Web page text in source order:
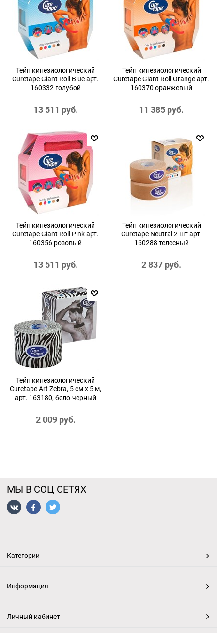
Тейп кинезиологический
Curetape Giant Roll Blue арт.
160332 голубой
13 511 руб.
Тейп кинезиологический
Curetape Giant Roll Orange арт.
160370 оранжевый
11 385 руб.
Тейп кинезиологический
Curetape Giant Roll Pink арт.
160356 розовый
13 511 руб.
Тейп кинезиологический
Curetape Neutral 2 шт арт.
160288 телесный
2 837 руб.
Тейп кинезиологический
Curetape Art Zebra, 5 см x 5 м,
арт. 163180, бело-черный
2 009 руб.
МЫ В СОЦ СЕТЯХ
Категории
Информация
Личный кабинет